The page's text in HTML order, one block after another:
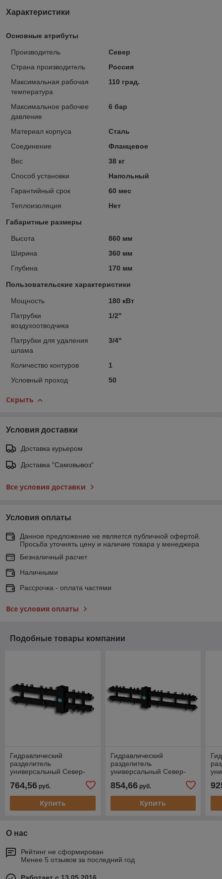
Характеристики
Основные атрибуты
Производитель
Север
Страна производитель
Россия
Максимальная рабочая
температура
110 град.
Максимальное рабочее
давление
6 бар
Материал корпуса
Сталь
Соединение
Фланцевое
Вес
38 кг
Способ установки
Напольный
Гарантийный срок
60 мес
Теплоизоляция
Нет
Габаритные размеры
Высота
860 мм
Ширина
360 мм
Глубина
170 мм
Пользовательские характеристики
Мощность
180 кВт
Патрубки
воздухоотводчика
1/2"
Патрубки для удаления
шлама
3/4"
Количество контуров
1
Условный проход
50
Скрыть
Условия доставки
Доставка курьером
Доставка "Самовывоз"
Все условия доставки
Условия оплаты
Данное предложение не является публичной офертой.
Просьба уточнять цену и наличие товара у менеджера
Безналичный расчет
Наличными
Рассрочка - оплата частями
Все условия оплаты
Подобные товары компании
Гидравлический
разделитель
универсальный Север-
764,56 руб.
Купить
Гидравлический
разделитель
универсальный Север-
854,66руб.
Купить
О нас
Рейтинг не сформирован
Менее 5 отзывов за последний год
Работает с 13.05.2016